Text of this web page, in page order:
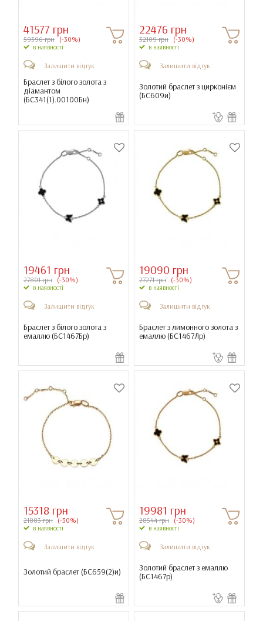
41577 грн
59396 грн (-30%)
в наявності
Залишити відгук
Браслет з білого золота з
діамантом
(БС341(1).00100Бн)
22476 грн
32109 грн (-30%)
в наявності
Залишити відгук
Золотий браслет з цирконієм
(БС609и)
19461 грн
27801 грн (-30%)
в наявності
Залишити відгук
Браслет з білого золота з
емаллю (БС1467Бр)
19090 грн
27271 грн (-30%)
в наявності
Залишити відгук
Браслет з лимонного золота з
емаллю (БС1467Лр)
15318 грн
21883 грн (-30%)
в наявності
Залишити відгук
Золотий браслет (БС659(2)и)
19981 грн
28544 грн (-30%)
в наявності
Залишити відгук
Золотий браслет з емаллю
(БС1467р)